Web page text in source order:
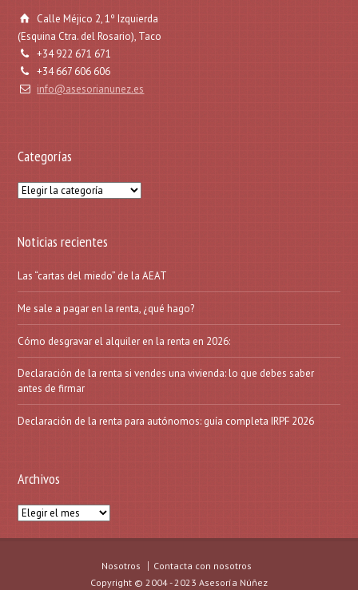
Calle Méjico 2, 1º Izquierda
(Esquina Ctra. del Rosario), Taco
+34 922 671 671
+34 667 606 606
info@asesorianunez.es
Categorías
Categorías
Noticias recientes
Las “cartas del miedo” de la AEAT
Me sale a pagar en la renta, ¿qué hago?
Cómo desgravar el alquiler en la renta en 2026:
Declaración de la renta si vendes una vivienda: lo que debes saber
antes de firmar
Declaración de la renta para autónomos: guía completa IRPF 2026
Archivos
Archivos
Nosotros
Contacta con nosotros
Copyright © 2004 - 2023 Asesoría Núñez